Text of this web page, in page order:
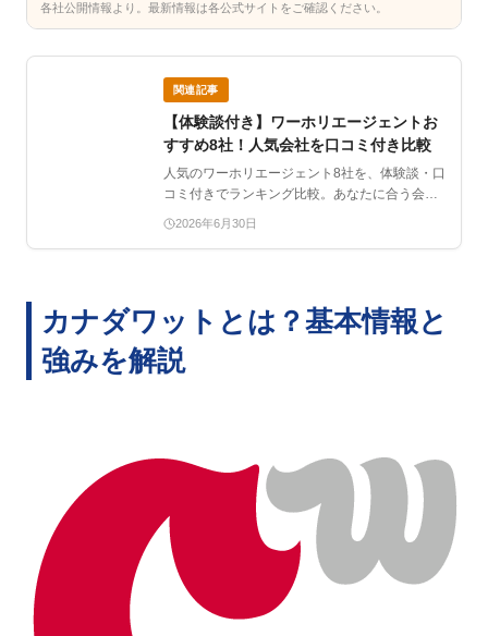
各社公開情報より。最新情報は各公式サイトをご確認ください。
関連記事
【体験談付き】ワーホリエージェントお
すすめ8社！人気会社を口コミ付き比較
人気のワーホリエージェント8社を、体験談・口
コミ付きでランキング比較。あなたに合う会社
の選び方も解説します。
2026年6月30日
カナダワットとは？基本情報と
強みを解説